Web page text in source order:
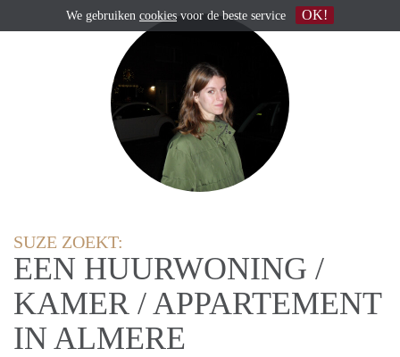
SUZE ZOEKT:
EEN HUURWONING /
KAMER / APPARTEMENT
IN ALMERE
We gebruiken cookiesvoor de beste service OK!